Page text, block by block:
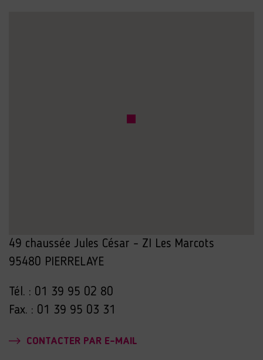
49 chaussée Jules César – ZI Les Marcots
95480 PIERRELAYE
Tél. : 01 39 95 02 80
Fax. : 01 39 95 03 31
CONTACTER PAR E-MAIL